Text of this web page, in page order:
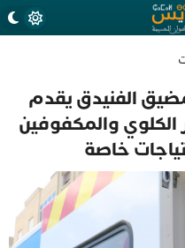
الفنيدق يقدم
والمكفوفين
خاصة